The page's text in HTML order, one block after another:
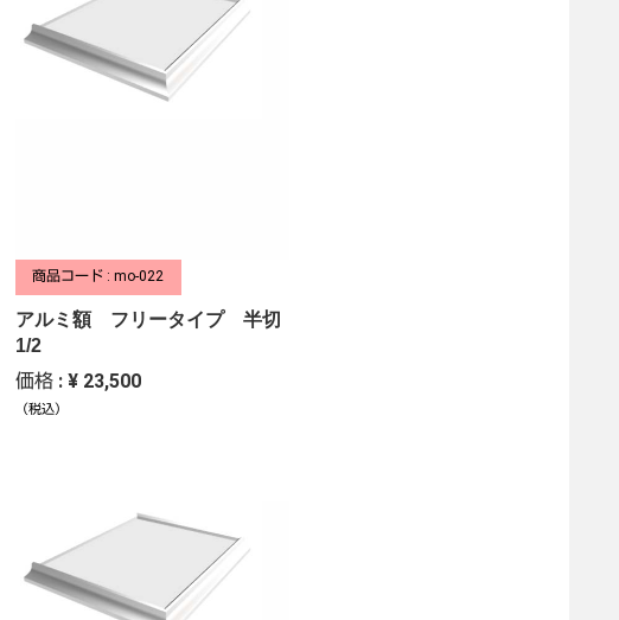
商品コード : mo-022
アルミ額 フリータイプ 半切
1/2
価格 : ¥ 23,500
（税込）